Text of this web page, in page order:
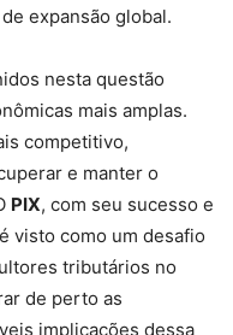
expansão global.
nesta questão
mais amplas.
competitivo,
e manter o
PIX, com seu sucesso e
visto como um desafio
tributários no
de perto as
implicações dessa